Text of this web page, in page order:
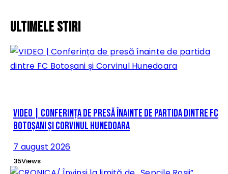
Ultimele stiri
VIDEO | Conferința de presă înainte de partida dintre FC
Botoșani și Corvinul Hunedoara
7 august 2026
35Views